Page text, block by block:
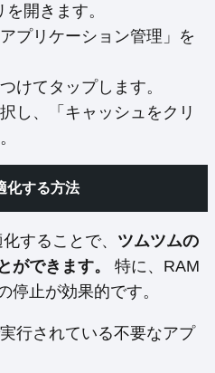
開きます。
プリケーション管理」を
けてタップします。
し、「キャッシュをクリ
化する方法
することで、 ツムツムの
ができます。
特に、RAM
停止が効果的です。
行されている不要なアプ